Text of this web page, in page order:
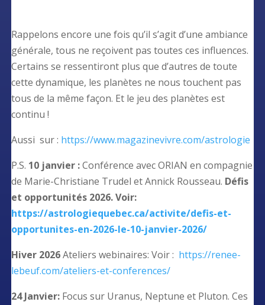
Rappelons encore une fois qu’il s’agit d’une ambiance
générale, tous ne reçoivent pas toutes ces influences.
Certains se ressentiront plus que d’autres de toute
cette dynamique, les planètes ne nous touchent pas
tous de la même façon. Et le jeu des planètes est
continu !
Aussi sur : https://www.magazinevivre.com/astrologie
P.S. 10 janvier :Conférence avec ORIAN en compagnie
de Marie-Christiane Trudel et Annick Rousseau. Défis
et opportunités 2026. Voir:
https://astrologiequebec.ca/activite/defis-et-
opportunites-en-2026-le-10-janvier-2026/
Hiver 2026Ateliers webinaires: Voir : https://renee-
lebeuf.com/ateliers-et-conferences/
24 Janvier: Focus sur Uranus, Neptune et Pluton. Ces